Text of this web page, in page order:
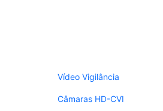
Vídeo Vigilância
Câmaras HD-CVI